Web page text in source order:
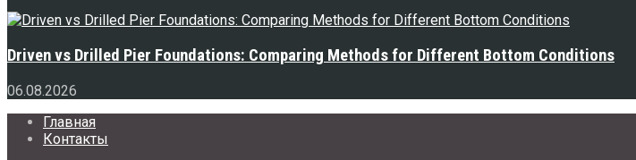
Driven vs Drilled Pier Foundations: Comparing Methods for Different Bottom Conditions
06.08.2026
Главная
Контакты